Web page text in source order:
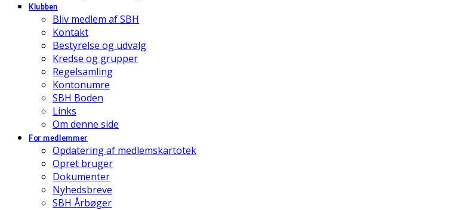
Klubben
Bliv medlem af SBH
Kontakt
Bestyrelse og udvalg
Kredse og grupper
Regelsamling
Kontonumre
SBH Boden
Links
Om denne side
For medlemmer
Opdatering af medlemskartotek
Opret bruger
Dokumenter
Nyhedsbreve
SBH Årbøger